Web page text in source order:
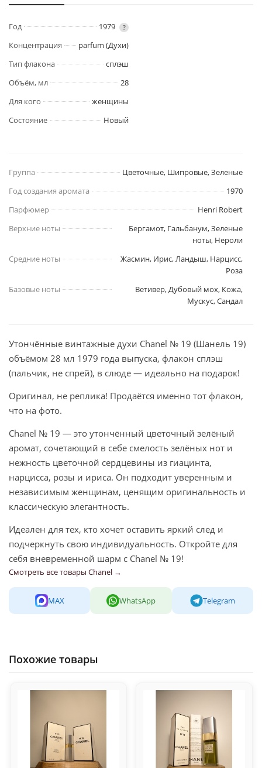
Год 1979 ?
Концентрация
parfum (Духи)
Тип флакона
сплэш
Объём, мл
28
Для кого
женщины
Состояние
Новый
Группа
Цветочные, Шипровые, Зеленые
Год создания аромата
1970
Парфюмер
Henri Robert
Верхние ноты
Бергамот, Гальбанум, Зеленые
ноты, Нероли
Средние ноты
Жасмин, Ирис, Ландыш, Нарцисс,
Роза
Базовые ноты
Ветивер, Дубовый мох, Кожа,
Мускус, Сандал
Утончённые винтажные духи Chanel № 19 (Шанель 19)
объёмом 28 мл 1979 года выпуска, флакон сплэш
(пальчик, не спрей), в слюде — идеально на подарок!
Оригинал, не реплика! Продаётся именно тот флакон,
что на фото.
Chanel № 19 — это утончённый цветочный зелёный
аромат, сочетающий в себе смелость зелёных нот и
нежность цветочной сердцевины из гиацинта,
нарцисса, розы и ириса. Он подходит уверенным и
независимым женщинам, ценящим оригинальность и
классическую элегантность.
Идеален для тех, кто хочет оставить яркий след и
подчеркнуть свою индивидуальность. Откройте для
себя вневременной шарм с Chanel № 19!
Смотреть все товары Chanel →
MAX WhatsApp Telegram
Похожие товары